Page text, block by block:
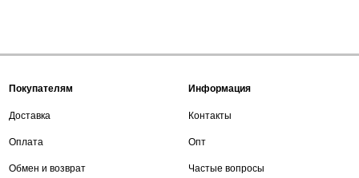
Покупателям
Доставка
Оплата
Обмен и возврат
Информация
Контакты
Опт
Частые вопросы